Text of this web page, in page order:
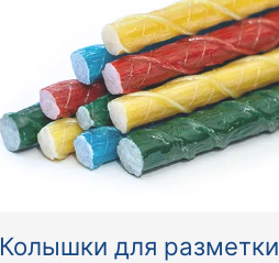
Колышки для разметки